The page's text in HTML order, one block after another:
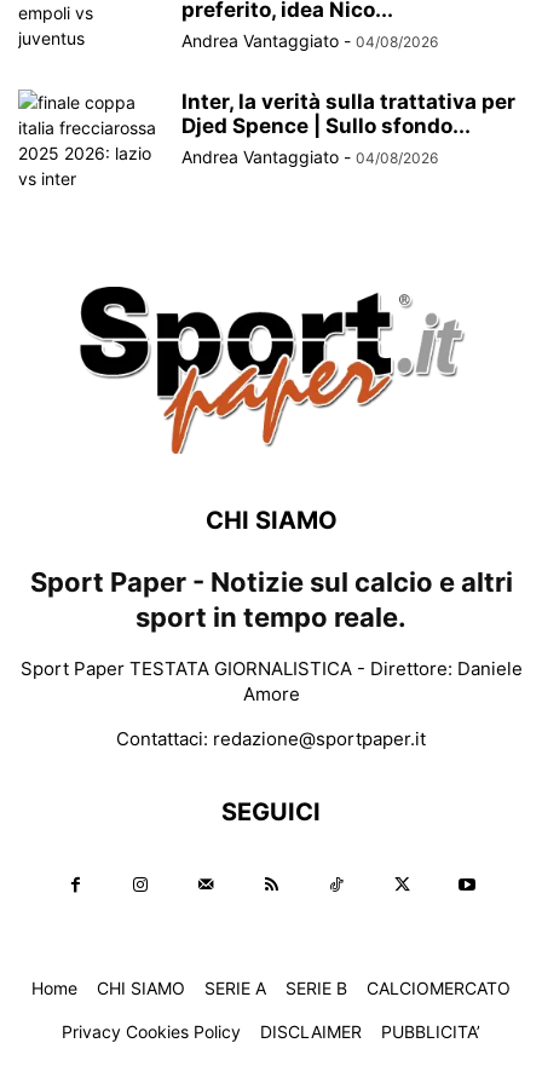
preferito, idea Nico...
Andrea Vantaggiato - 04/08/2026
Inter, la verità sulla trattativa per
Djed Spence | Sullo sfondo...
Andrea Vantaggiato - 04/08/2026
CHI SIAMO
Sport Paper - Notizie sul calcio e altri
sport in tempo reale.
Sport Paper TESTATA GIORNALISTICA - Direttore: Daniele
Amore
Contattaci: redazione@sportpaper.it
SEGUICI
Home CHI SIAMO SERIE A SERIE B CALCIOMERCATO
Privacy Cookies Policy DISCLAIMER PUBBLICITA’